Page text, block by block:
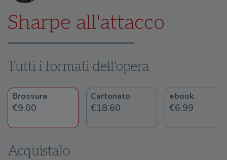
Sharpe all'attacco
Tutti i formati dell'opera
Brossura
€9.00
Cartonato
€18.60
ebook
€6.99
Acquistalo